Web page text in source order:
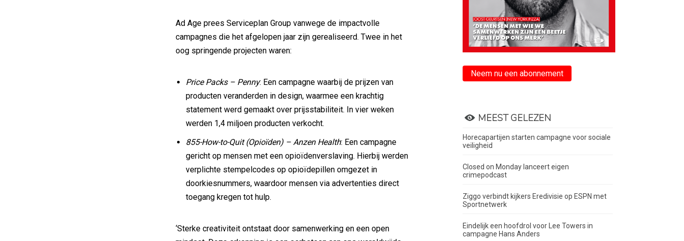
Ad Age prees Serviceplan Group vanwege de impactvolle
campagnes die het afgelopen jaar zijn gerealiseerd. Twee in het
oog springende projecten waren:
Price Packs – Penny: Een campagne waarbij de prijzen van
producten veranderden in design, waarmee een krachtig
statement werd gemaakt over prijsstabiliteit. In vier weken
werden 1,4 miljoen producten verkocht.
855-How-to-Quit (Opioïden) – Anzen Health: Een campagne
gericht op mensen met een opioïdenverslaving. Hierbij werden
verplichte stempelcodes op opioïdepillen omgezet in
doorkiesnummers, waardoor mensen via advertenties direct
toegang kregen tot hulp.
‘Sterke creativiteit ontstaat door samenwerking en een open
Neem nu een abonnement
MEEST GELEZEN
Horecapartijen starten campagne voor sociale
veiligheid
Closed on Monday lanceert eigen
crimepodcast
Ziggo verbindt kijkers Eredivisie op ESPN met
Sportnetwerk
Eindelijk een hoofdrol voor Lee Towers in
campagne Hans Anders